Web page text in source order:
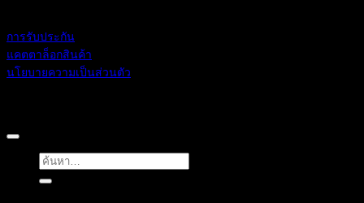
การรับประกัน
แคตตาล็อกสินค้า
นโยบายความเป็นส่วนตัว
ค้นหา: